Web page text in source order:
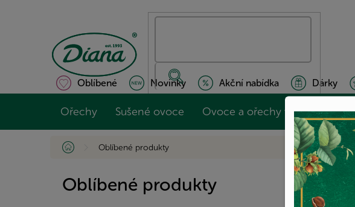
Oblíbené Novinky Akční nabídka Dárky
Ořechy Sušené ovoce Ovoce a ořechy v polevách
Domů Oblíbené produkty
Oblíbené produkty